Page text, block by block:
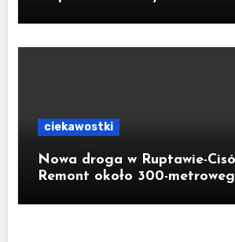
ciekawostki
Nowa droga w Ruptawie-
Remont około 300-
złotych